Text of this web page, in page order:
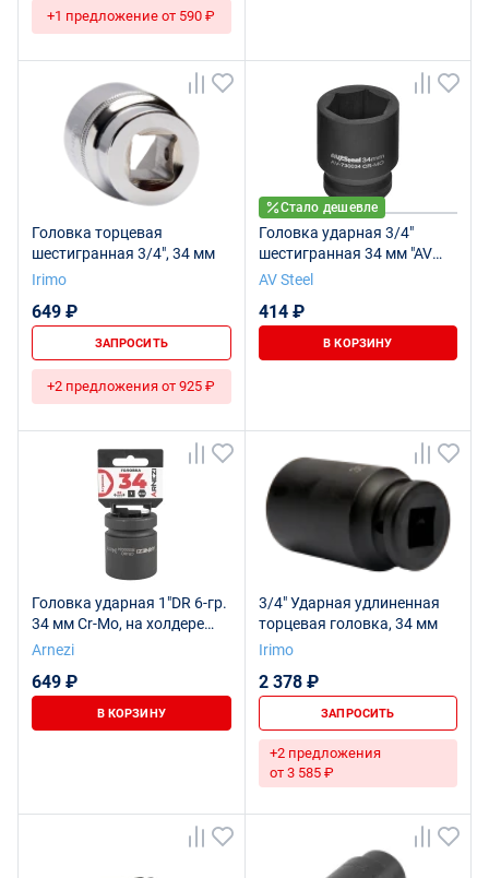
+1 предложение от 590 ₽
Головка торцевая
шестигранная 3/4", 34 мм
Irimo
649 ₽
ЗАПРОСИТЬ
+2 предложения от 925 ₽
Стало дешевле
Головка ударная 3/4"
шестигранная 34 мм "AV
Steel" AV-730034
AV Steel
414 ₽
В КОРЗИНУ
Головка ударная 1"DR 6-гр.
34 мм Cr-Mo, на холдере
ARNEZI R0500034
Arnezi
649 ₽
В КОРЗИНУ
3/4" Ударная удлиненная
торцевая головка, 34 мм
Irimo
2 378 ₽
ЗАПРОСИТЬ
+2 предложения
от 3 585 ₽